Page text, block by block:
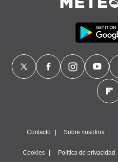
Contacto Sobre nosotros
Cookies Política de privacidad